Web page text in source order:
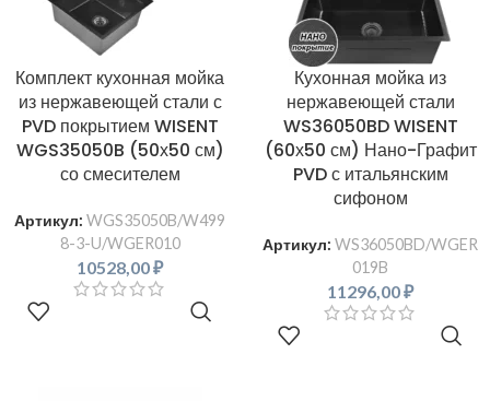
Комплект кухонная мойка
из нержавеющей стали с
PVD покрытием WISENT
WGS35050B (50х50 см)
со смесителем
Артикул: WGS35050B/W499
8-3-U/WGER010
10528,00₽
Кухонная мойка из
нержавеющей стали
WS36050BD WISENT
(60х50 см) Нано-Графит
PVD с итальянским
сифоном
Артикул: WS36050BD/WGER
019B
11296,00₽